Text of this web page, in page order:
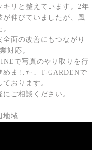
リと整えています。2年
が伸びていましたが、風
面の改善にもつながり
対応。
で写真のやり取りを行
めました。T-GARDENで
おります。
ご相談ください。
地域